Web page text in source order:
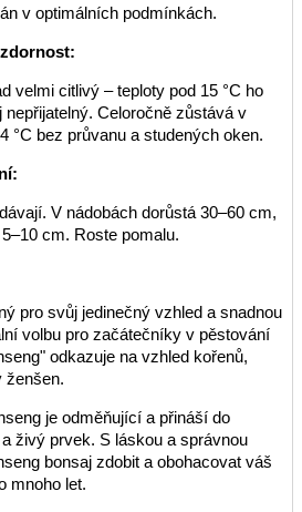
v optimálních podmínkách.
velmi citlivý – teploty pod 15 °C ho
Celoročně zůstává v
°C bez průvanu a studených oken.
V nádobách dorůstá 30–60 cm,
cm. Roste pomalu.
pro svůj jedinečný vzhled a snadnou
volbu pro začátečníky v pěstování
odkazuje na vzhled kořenů,
ženšen.
je odměňující a přináší do
živý prvek. S láskou a správnou
bonsaj zdobit a obohacovat váš
mnoho let.